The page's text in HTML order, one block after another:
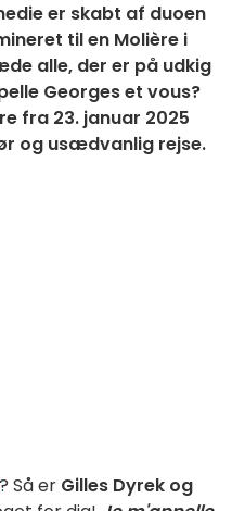
er skabt af duoen
til en Molière i
alle, der er på udkig
Georges et vous?
fra 23. januar 2025
og usædvanlig rejse.
? Så er Gilles Dyrek og